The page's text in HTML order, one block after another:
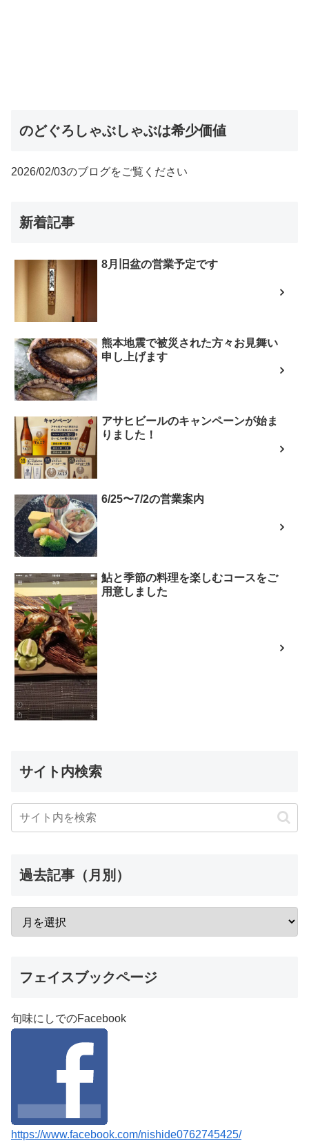
のどぐろしゃぶしゃぶは希少価値
2026/02/03のブログをご覧ください
新着記事
8月旧盆の営業予定です
熊本地震で被災された方々お見舞い
申し上げます
アサヒビールのキャンペーンが始ま
りました！
6/25〜7/2の営業案内
鮎と季節の料理を楽しむコースをご
用意しました
サイト内検索
過去記事（月別）
フェイスブックページ
旬味にしでのFacebook
https://www.facebook.com/nishide0762745425/